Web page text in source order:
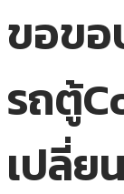
ขอข
รถตู้
เปลี่ย